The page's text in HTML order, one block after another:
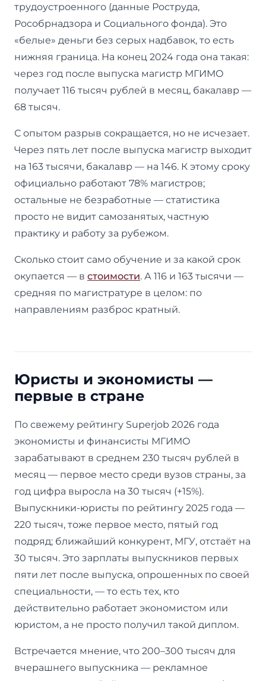
трудоустроенного (данные Роструда,
Рособрнадзора и Социального фонда). Это
«белые» деньги без серых надбавок, то есть
нижняя граница. На конец 2024 года она такая:
через год после выпуска магистр МГИМО
получает 116 тысяч рублей в месяц, бакалавр —
68 тысяч.
С опытом разрыв сокращается, но не исчезает.
Через пять лет после выпуска магистр выходит
на 163 тысячи, бакалавр — на 146. К этому сроку
официально работают 78% магистров;
остальные не безработные — статистика
просто не видит самозанятых, частную
практику и работу за рубежом.
Сколько стоит само обучение и за какой срок
окупается — в стоимости. А 116 и 163 тысячи —
средняя по магистратуре в целом: по
направлениям разброс кратный.
Юристы и экономисты —
первые в стране
По свежему рейтингу Superjob 2026 года
экономисты и финансисты МГИМО
зарабатывают в среднем 230 тысяч рублей в
месяц — первое место среди вузов страны, за
год цифра выросла на 30 тысяч (+15%).
Выпускники-юристы по рейтингу 2025 года —
220 тысяч, тоже первое место, пятый год
подряд; ближайший конкурент, МГУ, отстаёт на
30 тысяч. Это зарплаты выпускников первых
пяти лет после выпуска, опрошенных по своей
специальности, — то есть тех, кто
действительно работает экономистом или
юристом, а не просто получил такой диплом.
Встречается мнение, что 200–300 тысяч для
вчерашнего выпускника — рекламное